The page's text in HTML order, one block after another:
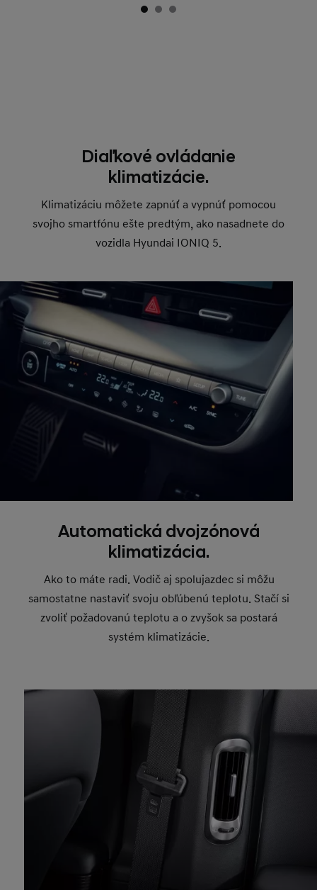
Diaľkové ovládanie
klimatizácie.
Klimatizáciu môžete zapnúť a vypnúť pomocou
svojho smartfónu ešte predtým, ako nasadnete do
vozidla Hyundai IONIQ 5.
Automatická dvojzónová
klimatizácia.
Ako to máte radi. Vodič aj spolujazdec si môžu
samostatne nastaviť svoju obľúbenú teplotu. Stačí si
zvoliť požadovanú teplotu a o zvyšok sa postará
systém klimatizácie.